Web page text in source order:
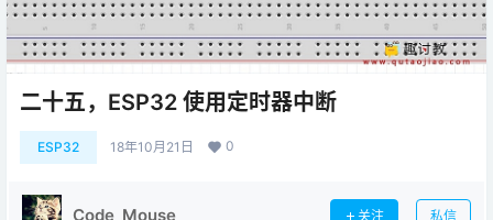
二十五，ESP32 使用定时器中断
ESP32 18年10月21日 0
Code_Mouse 关注 私信